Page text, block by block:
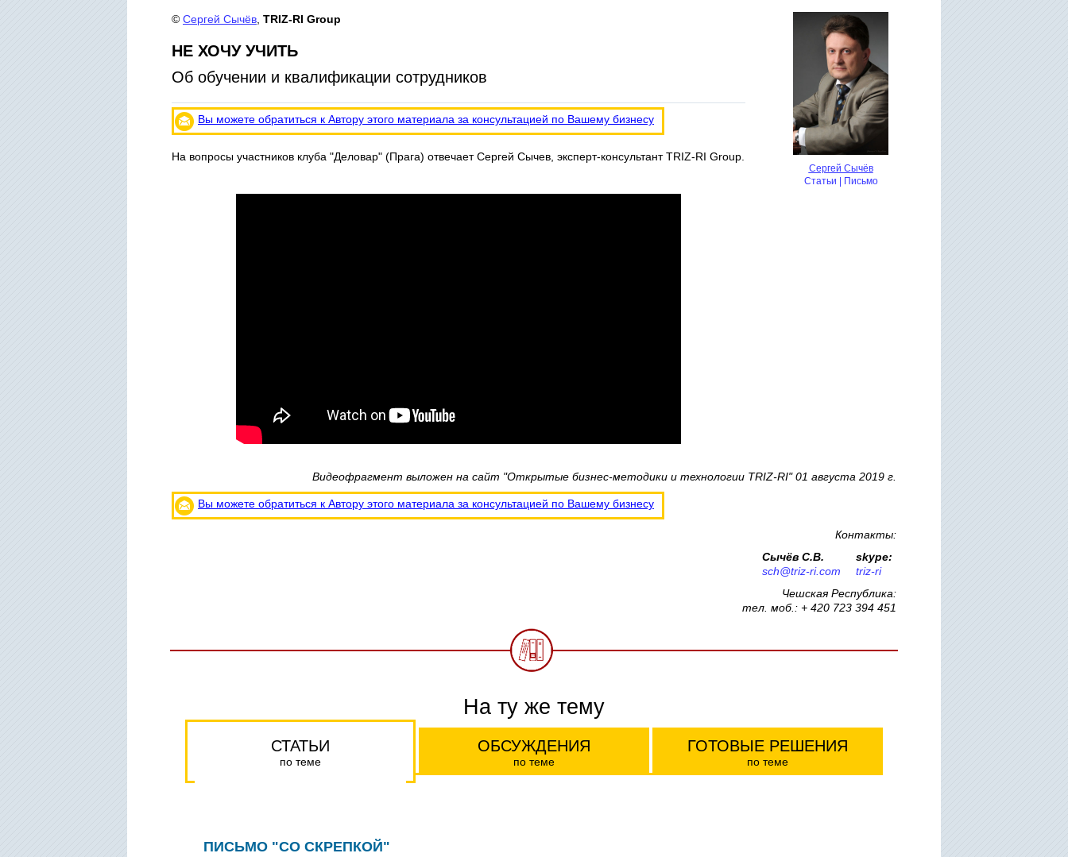
Сергей Сычёв
Статьи
Письмо
© Сергей Сычёв TRIZ-RI Group
НЕ ХОЧУ УЧИТЬ
Об обучении и квалификации сотрудников
Вы можете обратиться к Автору этого материала за консультацией по Вашему бизнесу
На вопросы участников клуба "Деловар" (Прага) отвечает Сергей Сычев, эксперт-консультант TRIZ-RI Group.
Видеофрагмент выложен на сайт "Открытые бизнес-методики и технологии TRIZ-RI" 01 августа 2019 г.
Вы можете обратиться к Автору этого материала за консультацией по Вашему бизнесу
Контакты:
Сычёв С.В.
sch@triz-ri.com
skype:
triz-ri
Чешская Республика:
тел. моб.: + 420 723 394 451
На ту же тему
СТАТЬИ
по теме
ОБСУЖДЕНИЯ
по теме
ГОТОВЫЕ РЕШЕНИЯ
по теме
ПИСЬМО "СО СКРЕПКОЙ"